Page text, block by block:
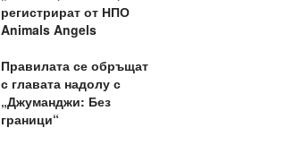
регистрират от НПО
Animals Angels
Правилата се обръщат
с главата надолу с
„Джуманджи: Без
граници“